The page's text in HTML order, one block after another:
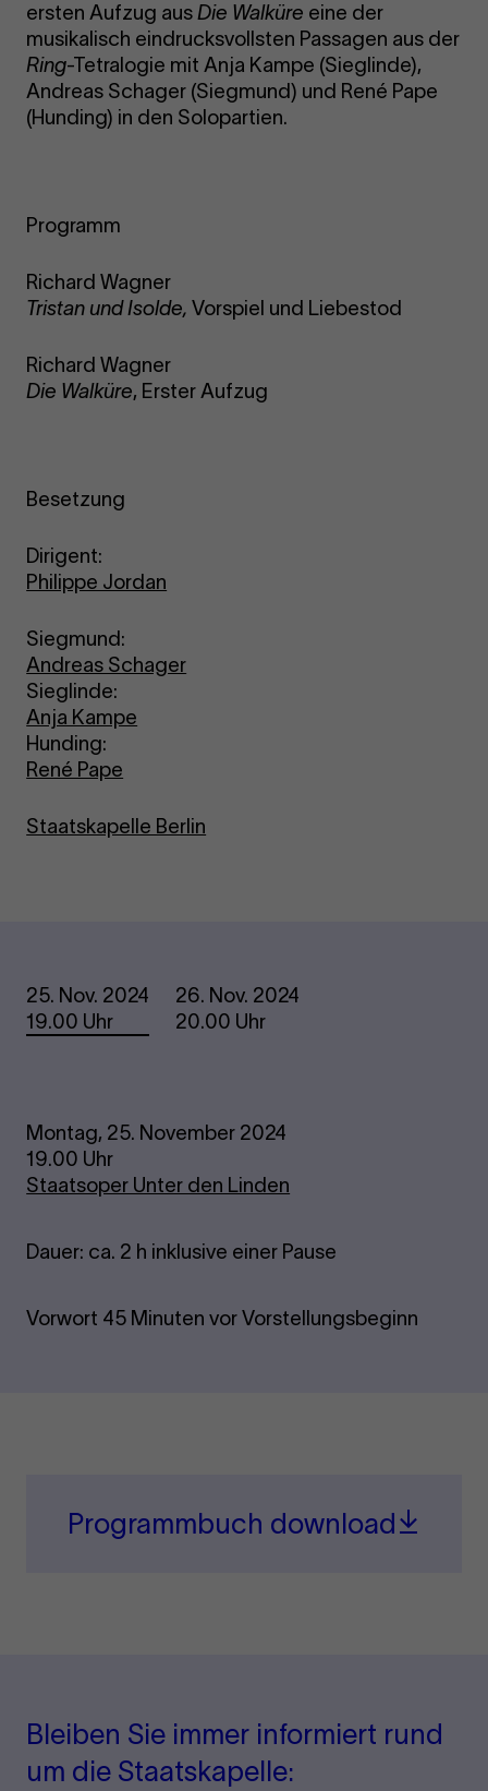
ersten Aufzug ausDie Walküre eine der
musikalisch eindrucksvollsten Passagen aus der
Ring-Tetralogie mit Anja Kampe (Sieglinde),
Andreas Schager (Siegmund) und René Pape
(Hunding) in den Solopartien.
Programm
Richard Wagner
Tristan und Isolde,Vorspiel und Liebestod
Richard Wagner
Die Walküre, Erster Aufzug
Besetzung
Dirigent:
Philippe Jordan
Siegmund:
Andreas Schager
Sieglinde:
Anja Kampe
Hunding:
René Pape
Staatskapelle Berlin
Termine
25. Nov. 2024
19.00 Uhr
26. Nov. 2024
20.00 Uhr
Montag, 25. November 2024
19.00 Uhr
Staatsoper Unter den Linden
Dauer: ca. 2 h inklusive einer Pause
Vorwort 45 Minuten vor Vorstellungsbeginn
Programmbuch download
Bleiben Sie immer informiert rund
um die Staatskapelle: